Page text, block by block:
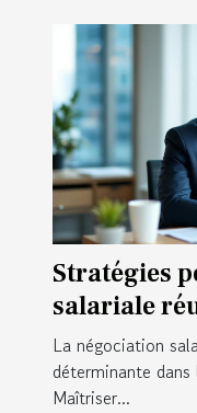
Stratégies
salariale
La négociation
déterminante
Maîtriser...